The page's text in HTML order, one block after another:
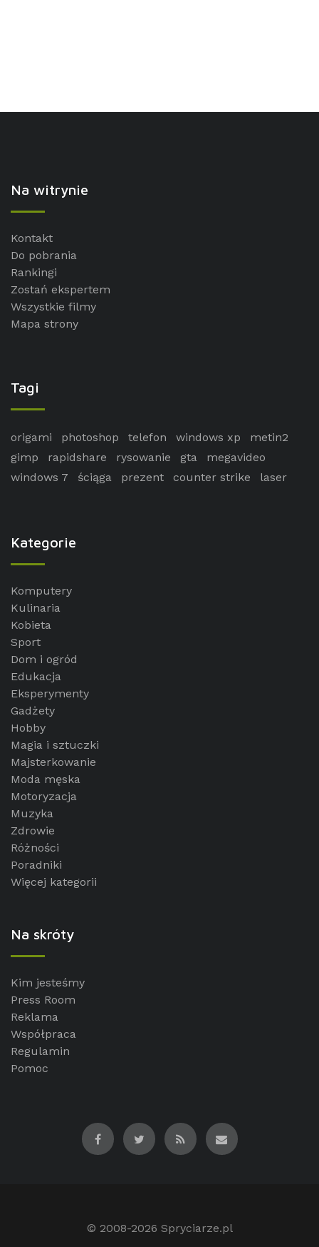
Na witrynie
Kontakt
Do pobrania
Rankingi
Zostań ekspertem
Wszystkie filmy
Mapa strony
Tagi
origami photoshop telefon windows xp
metin2
gimp
rapidshare rysowanie gta
megavideo
windows 7
ściąga prezent counter strike laser
Kategorie
Komputery
Kulinaria
Kobieta
Sport
Dom i ogród
Edukacja
Eksperymenty
Gadżety
Hobby
Magia i sztuczki
Majsterkowanie
Moda męska
Motoryzacja
Muzyka
Zdrowie
Różności
Poradniki
Więcej kategorii
Na skróty
Kim jesteśmy
Press Room
Reklama
Współpraca
Regulamin
Pomoc
© 2008-2026 Spryciarze.pl